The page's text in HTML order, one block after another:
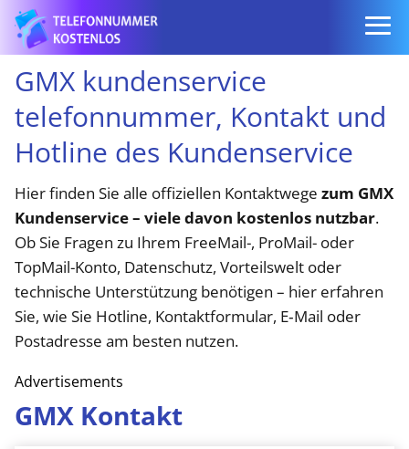
GMX kundenservice
telefonnummer, Kontakt und
Hotline des Kundenservice
Hier finden Sie alle offiziellen Kontaktwege zum GMX
Kundenservice – viele davon kostenlos nutzbar.
Ob Sie Fragen zu Ihrem FreeMail-, ProMail- oder
TopMail-Konto, Datenschutz, Vorteilswelt oder
technische Unterstützung benötigen – hier erfahren
Sie, wie Sie Hotline, Kontaktformular, E‑Mail oder
Postadresse am besten nutzen.
Advertisements
GMX Kontakt